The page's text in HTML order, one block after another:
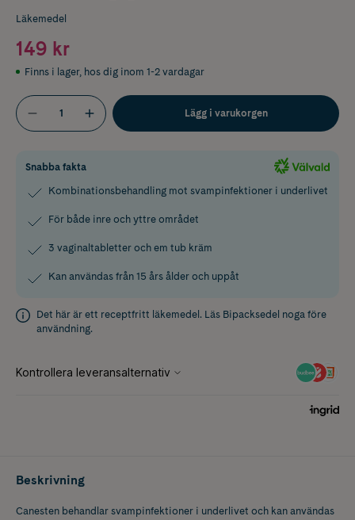
Läkemedel
149 kr
Finns i lager, hos dig inom 1-2 vardagar
Lägg i varukorgen
Snabba fakta
Kombinationsbehandling mot svampinfektioner i underlivet
För både inre och yttre området
3 vaginaltabletter och em tub kräm
Kan användas från 15 års ålder och uppåt
Det här är ett receptfritt läkemedel. Läs Bipacksedel noga före
användning.
Beskrivning
Canesten behandlar svampinfektioner i underlivet och kan användas